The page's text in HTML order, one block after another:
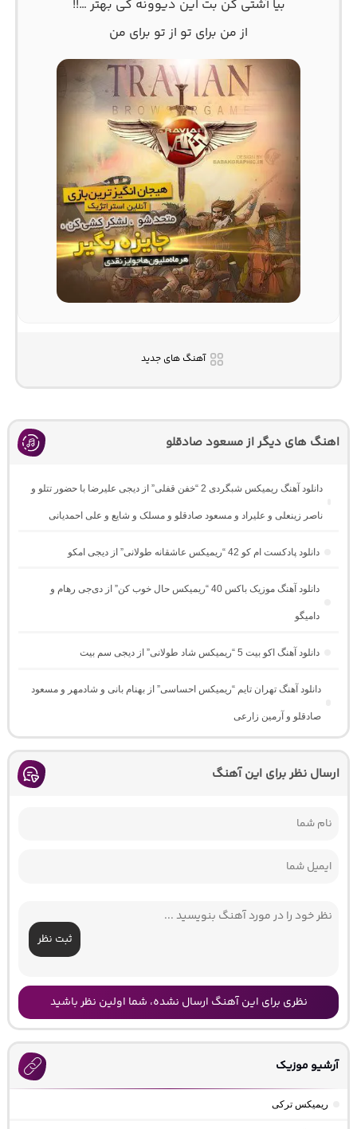
بیا آشتی کن بت این دیوونه کی بهتر …!!
از من برای تو از تو برای من
آهنگ های جدید
اهنگ های دیگر از مسعود صادقلو
دانلود آهنگ ریمیکس شبگردی 2 “خفن قفلی” از دیجی علیرضا با حضور تتلو و
ناصر زینعلی و علیراد و مسعود صادقلو و مسلک و شایع و علی احمدیانی
دانلود پادکست ام کو 42 “ریمیکس عاشقانه طولانی” از دیجی امکو
دانلود آهنگ موزیک باکس 40 “ریمیکس حال خوب کن” از دی‌جی رهام و
دامیگو
دانلود آهنگ اکو بیت 5 “ریمیکس شاد طولانی” از دیجی سم بیت
دانلود آهنگ تهران تایم “ریمیکس احساسی” از بهنام بانی و شادمهر و مسعود
صادقلو و آرمین زارعی
ارسال نظر برای این آهنگ
ثبت نظر
نظری برای این آهنگ ارسال نشده، شما اولین نظر باشید
آرشیو موزیک
ریمیکس ترکی